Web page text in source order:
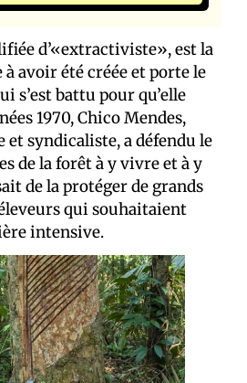
d’«extractiviste», est la
avoir été créée et porte le
s’est battu pour qu’elle
1970, Chico Mendes,
syndicaliste, a défendu le
de la forêt à y vivre et à y
de la protéger de grands
qui souhaitaient
intensive.